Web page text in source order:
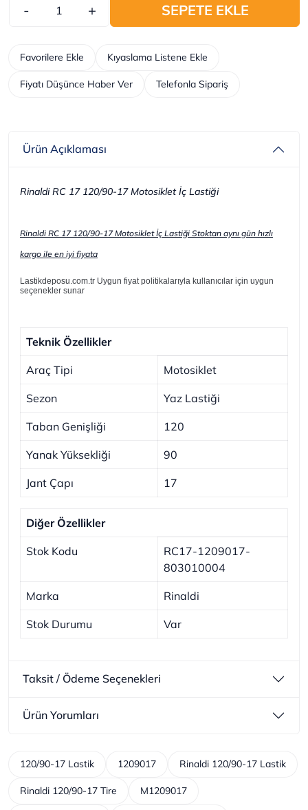
- + SEPETE EKLE
Telefonla Sipariş
Kıyaslama Listene Ekle
Favorilere Ekle
Fiyatı Düşünce Haber Ver
Ürün Açıklaması
Rinaldi RC 17 120/90-17 Motosiklet İç Lastiği
Rinaldi RC 17 120/90-17 Motosiklet İç Lastiği Stoktan aynı gün hızlı
kargo ile en iyi fiyata
Lastikdeposu.com.tr Uygun fiyat politikalarıyla kullanıcılar için uygun
seçenekler sunar
Teknik Özellikler
Araç Tipi Motosiklet
Sezon Yaz Lastiği
Taban Genişliği 120
Yanak Yüksekliği 90
Jant Çapı 17
Diğer Özellikler
Stok Kodu
RC17-1209017-
803010004
Marka Rinaldi
Stok Durumu Var
Taksit / Ödeme Seçenekleri
Ürün Yorumları
120/90-17 Lastik 1209017 Rinaldi 120/90-17 Lastik
Rinaldi 120/90-17 Tire M1209017